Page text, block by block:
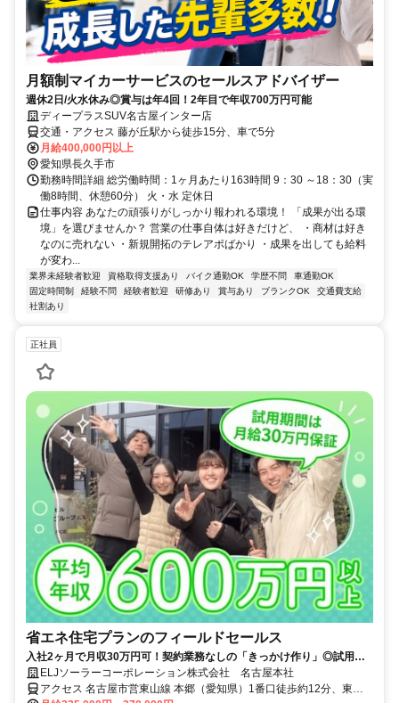
月額制マイカーサービスのセールスアドバイザー
週休2日/火水休み◎賞与は年4回！2年目で年収700万円可能
ディープラスSUV名古屋インター店
交通・アクセス 藤が丘駅から徒歩15分、車で5分
月給400,000円以上
愛知県長久手市
勤務時間詳細 総労働時間：1ヶ月あたり163時間 9：30 ～18：30（実
働8時間、休憩60分） 火・水 定休日
仕事内容 あなたの頑張りがしっかり報われる環境！ 「成果が出る環
境」を選びませんか？ 営業の仕事自体は好きだけど、 ・商材は好き
なのに売れない ・新規開拓のテレアポばかり ・成果を出しても給料
が変わ...
業界未経験者歓迎 資格取得支援あり バイク通勤OK 学歴不問
車通勤OK
固定時間制
経験不問 経験者歓迎 研修あり 賞与あり ブランクOK
交通費支給
社割あり
正社員
省エネ住宅プランのフィールドセールス
入社2ヶ月で月収30万円可！契約業務なしの「きっかけ作り」◎試用期
間中は月給30万円！
ELJソーラーコーポレーション株式会社 名古屋本社
アクセス 名古屋市営東山線 本郷（愛知県）1番口徒歩約12分、東部